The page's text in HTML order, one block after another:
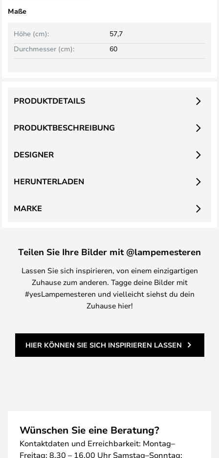
Maße
Höhe (cm):
57,7
Durchmesser (cm):
60
PRODUKTBESCHREIBUNG
PRODUKTDETAILS
DESIGNER
HERUNTERLADEN
MARKE
Teilen Sie Ihre Bilder mit @lampemesteren
Lassen Sie sich inspirieren, von einem einzigartigen
Zuhause zum anderen. Tagge deine Bilder mit
#yesLampemesteren und vielleicht siehst du dein
Zuhause hier!
HIER KÖNNEN SIE SICH INSPIRIEREN LASSEN
Wünschen Sie eine Beratung?
Kontaktdaten und Erreichbarkeit: Montag–
Freitag: 8.30 – 16.00 Uhr Samstag–Sonntag: